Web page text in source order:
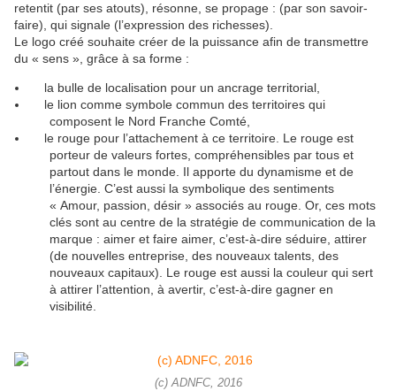
retentit (par ses atouts), résonne, se propage : (par son savoir-
faire), qui signale (l’expression des richesses).
Le logo créé souhaite créer de la puissance afin de transmettre
du « sens », grâce à sa forme :
la bulle de localisation pour un ancrage territorial,
le lion comme symbole commun des territoires qui
composent le Nord Franche Comté,
le rouge pour l’attachement à ce territoire. Le rouge est
porteur de valeurs fortes, compréhensibles par tous et
partout dans le monde. Il apporte du dynamisme et de
l’énergie. C’est aussi la symbolique des sentiments
« Amour, passion, désir » associés au rouge. Or, ces mots
clés sont au centre de la stratégie de communication de la
marque : aimer et faire aimer, c’est-à-dire séduire, attirer
(de nouvelles entreprise, des nouveaux talents, des
nouveaux capitaux). Le rouge est aussi la couleur qui sert
à attirer l’attention, à avertir, c’est-à-dire gagner en
visibilité.
(c) ADNFC, 2016